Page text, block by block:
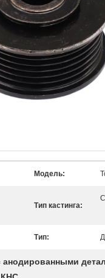
Модель:
Тип кастинга:
Тип:
анодированными